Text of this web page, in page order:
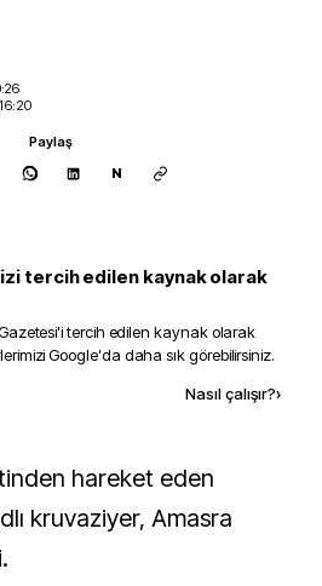
Paylaş
N
tercih edilen kaynak olarak
'i tercih edilen kaynak olarak
Google'da daha sık görebilirsiniz.
Nasıl çalışır?›
kruvaziyer, Amasra